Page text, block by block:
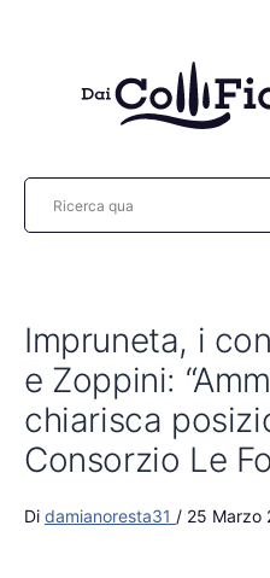
Impruneta, i
e Zoppini:
chiarisca
Consorzio Le
Di damianoresta31 / 25 Marzo